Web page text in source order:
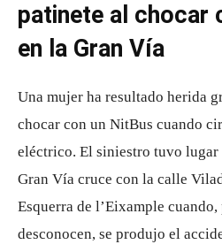
patinete al chocar
en la Gran Vía
Una mujer ha resultado herida
chocar con un NitBus cuando
eléctrico. El siniestro tuvo lugar
Gran Vía cruce con la calle
Esquerra de l’Eixample cuando,
desconocen, se produjo el